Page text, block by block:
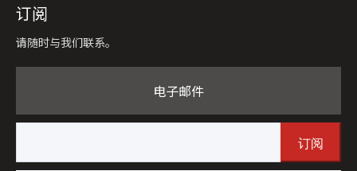
订阅
请随时与我们联系。
电子邮件
订阅